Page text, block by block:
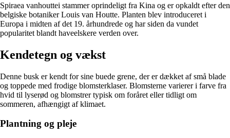
Spiraea vanhouttei stammer oprindeligt fra Kina og er opkaldt efter den
belgiske botaniker Louis van Houtte. Planten blev introduceret i
Europa i midten af det 19. århundrede og har siden da vundet
popularitet blandt haveelskere verden over.
Kendetegn og vækst
Denne busk er kendt for sine buede grene, der er dækket af små blade
og toppede med frodige blomsterklaser. Blomsterne varierer i farve fra
hvid til lyserød og blomstrer typisk om foråret eller tidligt om
sommeren, afhængigt af klimaet.
Plantning og pleje